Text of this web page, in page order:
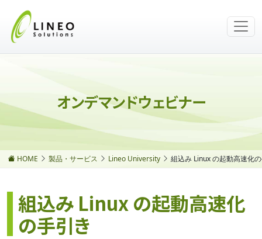
オンデマンドウェビナー
HOME 製品・サービス Lineo University 組込み Linux の起動高速化
組込み Linux の起動高速化
の手引き